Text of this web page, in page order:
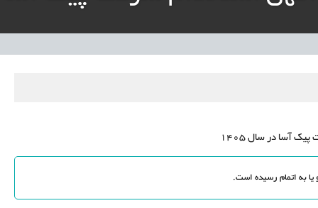
آموزش‌وپرورش: داوطلبان ردصلاحیت‌شده حق اعتراض دارند
مینیاتوری فرآورده‌های گیاهی و طبیعی» در دستور کار معاونت علمی
آسا در سال 1405